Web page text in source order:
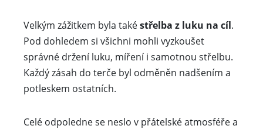
Velkým zážitkem byla takéstřelba z luku na cíl.
Pod dohledem si všichni mohli vyzkoušet
správné držení luku, míření i samotnou střelbu.
Každý zásah do terče byl odměněn nadšením a
potleskem ostatních.
Celé odpoledne se neslo v přátelské atmosféře a